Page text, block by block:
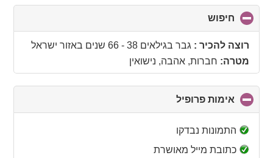
חיפוש
to
collapseרוצה להכיר : גבר בגילאים 38 - 66 שנים באזור ישראל
מטרה: חברות, אהבה, נישואין
אימות פרופיל
to
התמונות נבדקו
כתובת מייל מאושרת